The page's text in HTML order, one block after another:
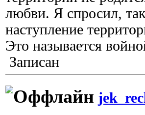
любви. Я спросил,
наступление
Это называется
Записан